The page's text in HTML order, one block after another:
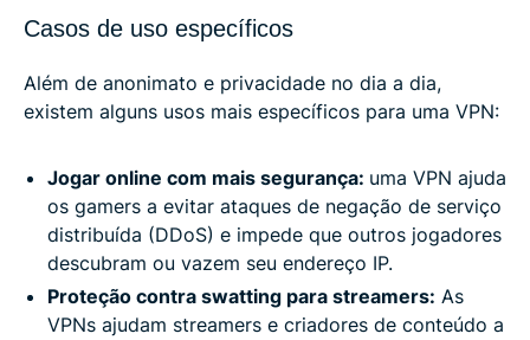
Casos de uso específicos
Além de anonimato e privacidade no dia a dia,
existem alguns usos mais específicos para uma VPN:
Jogar online com mais segurança: uma VPN ajuda
os gamers a evitar ataques de negação de serviço
distribuída (DDoS) e impede que outros jogadores
descubram ou vazem seu endereço IP.
Proteção contra swatting para streamers: As
VPNs ajudam streamers e criadores de conteúdo a